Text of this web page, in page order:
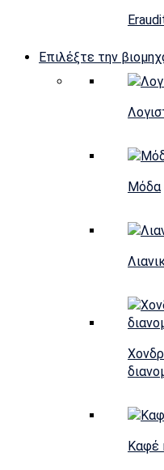
Επιλέξτε την
Μόδα
Καφέ